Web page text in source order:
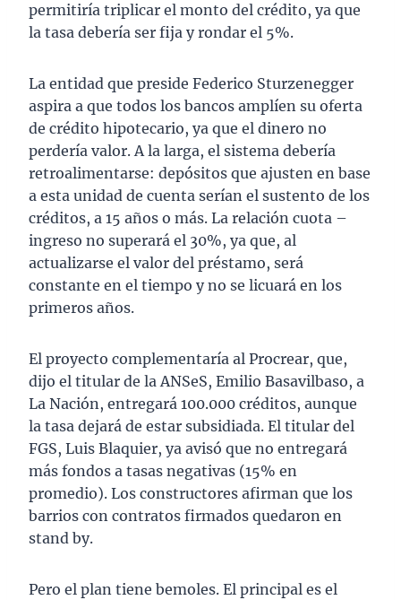
permitiría triplicar el monto del crédito, ya que
la tasa debería ser fija y rondar el 5%.
La entidad que preside Federico Sturzenegger
aspira a que todos los bancos amplíen su oferta
de crédito hipotecario, ya que el dinero no
perdería valor. A la larga, el sistema debería
retroalimentarse: depósitos que ajusten en base
a esta unidad de cuenta serían el sustento de los
créditos, a 15 años o más. La relación cuota –
ingreso no superará el 30%, ya que, al
actualizarse el valor del préstamo, será
constante en el tiempo y no se licuará en los
primeros años.
El proyecto complementaría al Procrear, que,
dijo el titular de la ANSeS, Emilio Basavilbaso, a
La Nación, entregará 100.000 créditos, aunque
la tasa dejará de estar subsidiada. El titular del
FGS, Luis Blaquier, ya avisó que no entregará
más fondos a tasas negativas (15% en
promedio). Los constructores afirman que los
barrios con contratos firmados quedaron en
stand by.
Pero el plan tiene bemoles. El principal es el